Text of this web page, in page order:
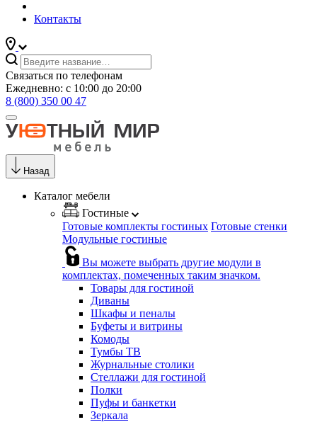
Контакты
Связаться по телефонам
Ежедневно: с 10:00 до 20:00
8 (800) 350 00 47
Назад
Каталог мебели
Гостиные
Готовые комплекты гостиных Готовые стенки
Модульные гостиные
Вы можете выбрать другие модули в
комплектах, помеченных таким значком.
Товары для гостиной
Диваны
Шкафы и пеналы
Буфеты и витрины
Комоды
Тумбы ТВ
Журнальные столики
Стеллажи для гостиной
Полки
Пуфы и банкетки
Зеркала